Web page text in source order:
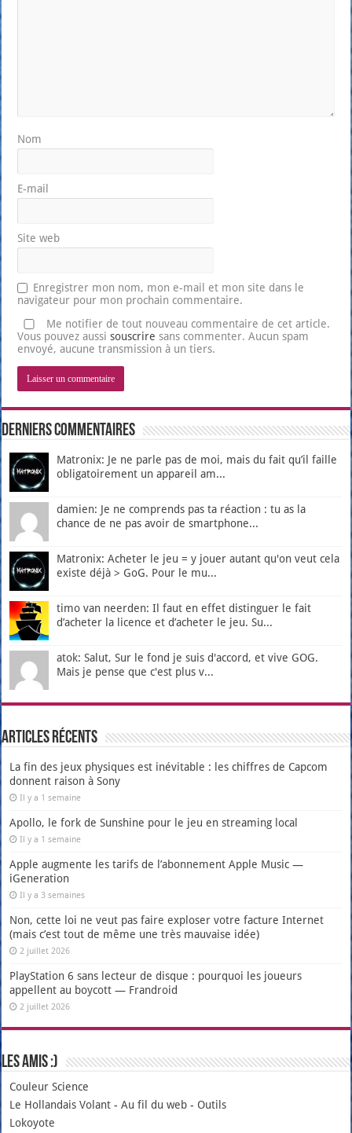
Nom
E-mail
Site web
Enregistrer mon nom, mon e-mail et mon site dans le
navigateur pour mon prochain commentaire.
Me notifier de tout nouveau commentaire de cet article.
Vous pouvez aussisouscrire sans commenter. Aucun spam
envoyé, aucune transmission à un tiers.
Derniers Commentaires
Matronix: Je ne parle pas de moi, mais du fait qu’il faille
obligatoirement un appareil am...
damien: Je ne comprends pas ta réaction : tu as la
chance de ne pas avoir de smartphone...
Matronix: Acheter le jeu = y jouer autant qu'on veut cela
existe déjà > GoG. Pour le mu...
timo van neerden: Il faut en effet distinguer le fait
d’acheter la licence et d’acheter le jeu. Su...
atok: Salut, Sur le fond je suis d'accord, et vive GOG.
Mais je pense que c'est plus v...
Articles récents
La fin des jeux physiques est inévitable : les chiffres de Capcom
donnent raison à Sony
Il y a 1 semaine
Apollo, le fork de Sunshine pour le jeu en streaming local
Il y a 1 semaine
Apple augmente les tarifs de l’abonnement Apple Music —
iGeneration
Il y a 3 semaines
Non, cette loi ne veut pas faire exploser votre facture Internet
(mais c’est tout de même une très mauvaise idée)
2 juillet 2026
PlayStation 6 sans lecteur de disque : pourquoi les joueurs
appellent au boycott — Frandroid
2 juillet 2026
Les amis :)
Couleur Science
Le Hollandais Volant -Au fil du web - Outils
Lokoyote